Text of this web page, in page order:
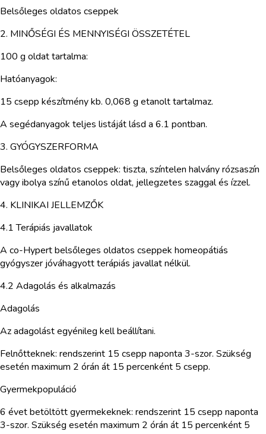
Belsőleges oldatos cseppek
2. MINŐSÉGI ÉS MENNYISÉGI ÖSSZETÉTEL
100 g oldat tartalma:
Hatóanyagok:
15 csepp készítmény kb. 0,068 g etanolt tartalmaz.
A segédanyagok teljes listáját lásd a 6.1 pontban.
3. GYÓGYSZERFORMA
Belsőleges oldatos cseppek: tiszta, színtelen halvány rózsaszín
vagy ibolya színű etanolos oldat, jellegzetes szaggal és ízzel.
4. KLINIKAI JELLEMZŐK
4.1 Terápiás javallatok
A co-Hypert belsőleges oldatos cseppek homeopátiás
gyógyszer jóváhagyott terápiás javallat nélkül.
4.2 Adagolás és alkalmazás
Adagolás
Az adagolást egyénileg kell beállítani.
Felnőtteknek: rendszerint 15 csepp naponta 3-szor. Szükség
esetén maximum 2 órán át 15 percenként 5 csepp.
Gyermekpopuláció
6 évet betöltött gyermekeknek: rendszerint 15 csepp naponta
3-szor. Szükség esetén maximum 2 órán át 15 percenként 5